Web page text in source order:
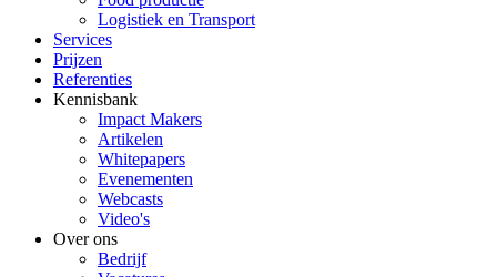
Logistiek en Transport
Services
Prijzen
Referenties
Kennisbank
Impact Makers
Artikelen
Whitepapers
Evenementen
Webcasts
Video's
Over ons
Bedrijf